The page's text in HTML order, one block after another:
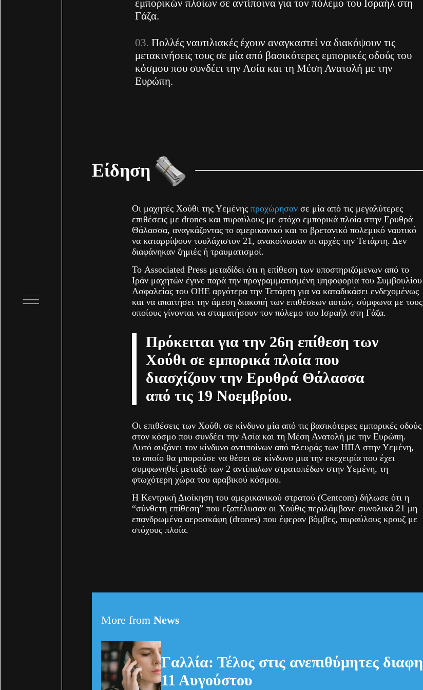
εμπορικών πλοίων σε αντίποινα για τον πόλεμο του Ισραήλ στη
Γάζα.
Πολλές ναυτιλιακές έχουν αναγκαστεί να διακόψουν τις
μετακινήσεις τους σε μία από βασικότερες εμπορικές οδούς του
κόσμου που συνδέει την Ασία και τη Μέση Ανατολή με την
Ευρώπη.
Είδηση
Οι μαχητές Χούθι της Υεμένηςπροχώρησαν σε μία από τις μεγαλύτερες
επιθέσεις με drones και πυραύλους με στόχο εμπορικά πλοία στην Ερυθρά
Θάλασσα, αναγκάζοντας το αμερικανικό και το βρετανικό πολεμικό ναυτικό
να καταρρίψουν τουλάχιστον 21, ανακοίνωσαν οι αρχές την Τετάρτη. Δεν
διαφάνηκαν ζημιές ή τραυματισμοί.
Το Associated Press μεταδίδει ότι η επίθεση των υποστηριζόμενων από το
Ιράν μαχητών έγινε παρά την προγραμματισμένη ψηφοφορία του Συμβουλίου
Ασφαλείας του ΟΗΕ αργότερα την Τετάρτη για να καταδικάσει ενδεχομένως
και να απαιτήσει την άμεση διακοπή των επιθέσεων αυτών, σύμφωνα με τους
οποίους γίνονται να σταματήσουν τον πόλεμο του Ισραήλ στη Γάζα.
Πρόκειται για την 26η επίθεση των
Χούθι σε εμπορικά πλοία που
διασχίζουν την Ερυθρά Θάλασσα
από τις 19 Νοεμβρίου.
Οι επιθέσεις των Χούθι σε κίνδυνο μία από τις βασικότερες εμπορικές οδούς
στον κόσμο που συνδέει την Ασία και τη Μέση Ανατολή με την Ευρώπη.
Αυτό αυξάνει τον κίνδυνο αντιποίνων από πλευράς των ΗΠΑ στην Υεμένη,
το οποίο θα μπορούσε να θέσει σε κίνδυνο μια την εκεχειρία που έχει
συμφωνηθεί μεταξύ των 2 αντίπαλων στρατοπέδων στην Υεμένη, τη
φτωχότερη χώρα του αραβικού κόσμου.
Η Κεντρική Διοίκηση του αμερικανικού στρατού (Centcom) δήλωσε ότι η
“σύνθετη επίθεση” που εξαπέλυσαν οι Χούθις περιλάμβανε συνολικά 21 μη
επανδρωμένα αεροσκάφη (drones) που έφεραν βόμβες, πυραύλους κρουζ με
στόχους πλοία.